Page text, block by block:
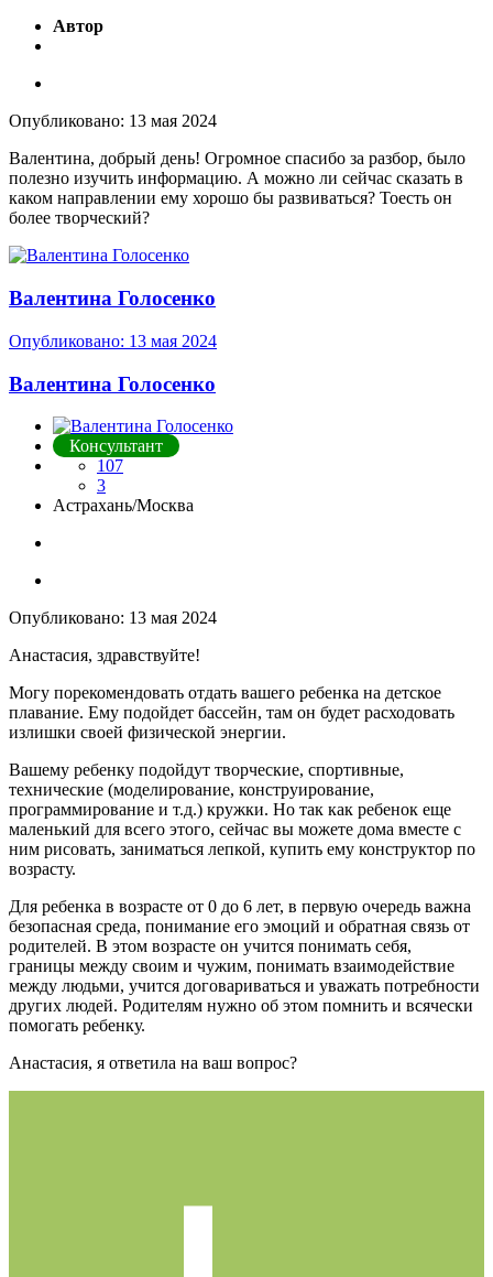
Автор
Опубликовано: 13 мая 2024
Валентина, добрый день! Огромное спасибо за разбор, было
полезно изучить информацию. А можно ли сейчас сказать в
каком направлении ему хорошо бы развиваться? Тоесть он
более творческий?
Валентина Голосенко
Опубликовано: 13 мая 2024
Валентина Голосенко
Консультант
107
3
Астрахань/Москва
Опубликовано: 13 мая 2024
Анастасия, здравствуйте!
Могу порекомендовать отдать вашего ребенка на детское
плавание. Ему подойдет бассейн, там он будет расходовать
излишки своей физической энергии.
Вашему ребенку подойдут творческие, спортивные,
технические (моделирование, конструирование,
программирование и т.д.) кружки. Но так как ребенок еще
маленький для всего этого, сейчас вы можете дома вместе с
ним рисовать, заниматься лепкой, купить ему конструктор по
возрасту.
Для ребенка в возрасте от 0 до 6 лет, в первую очередь важна
безопасная среда, понимание его эмоций и обратная связь от
родителей. В этом возрасте он учится понимать себя,
границы между своим и чужим, понимать взаимодействие
между людьми, учится договариваться и уважать потребности
других людей. Родителям нужно об этом помнить и всячески
помогать ребенку.
Анастасия, я ответила на ваш вопрос?